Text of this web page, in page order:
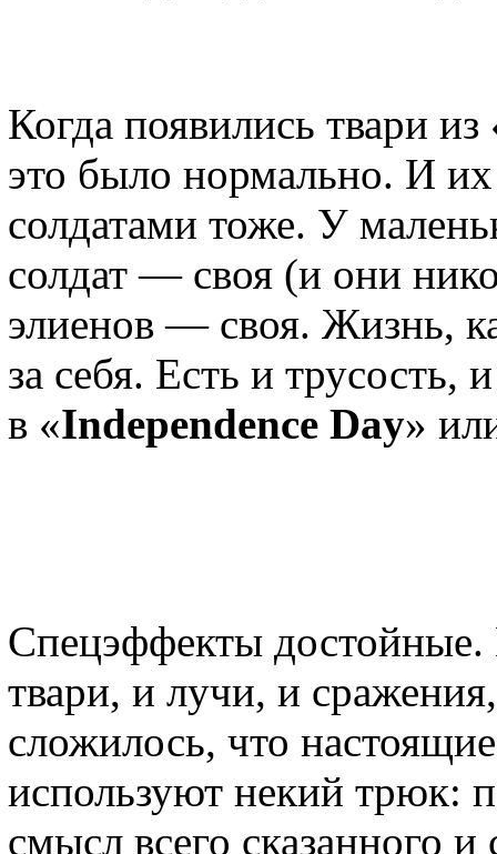
Когда появились твари из
это было нормально. И их
солдатами тоже. У
солдат — своя (и они
элиенов — своя. Жизнь,
за себя. Есть и трусость,
в «Independence Day»
Спецэффекты
твари, и лучи, и
сложилось, что
используют некий трюк:
смысл всего сказанного